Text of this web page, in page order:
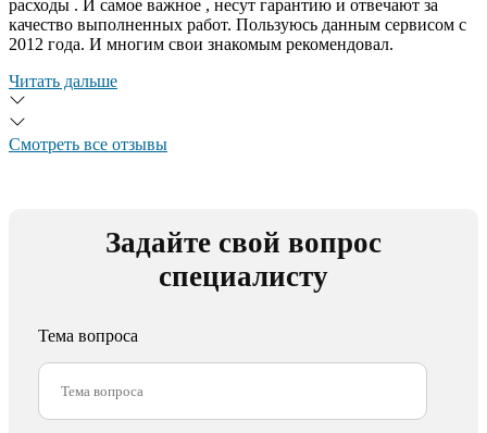
расходы . И самое важное , несут гарантию и отвечают за
качество выполненных работ. Пользуюсь данным сервисом с
2012 года. И многим свои знакомым рекомендовал.
Читать дальше
Смотреть все отзывы
Задайте свой вопрос
специалисту
Тема вопроса